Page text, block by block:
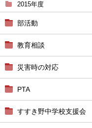
2015年度
部活動
教育相談
災害時の対応
PTA
すすき野中学校支援会